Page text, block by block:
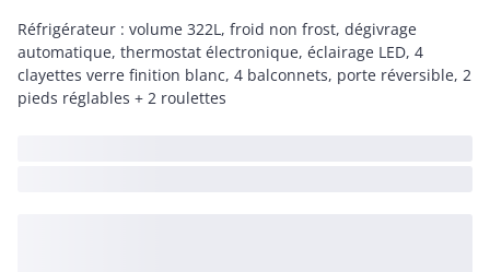
Réfrigérateur : volume 322L, froid non frost, dégivrage
automatique, thermostat électronique, éclairage LED, 4
clayettes verre finition blanc, 4 balconnets, porte réversible, 2
pieds réglables + 2 roulettes